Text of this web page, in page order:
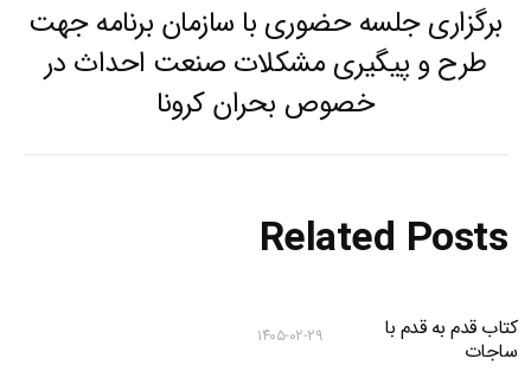
Previous
post:
برگزاری جلسه حضوری با سازمان برنامه جهت
طرح و پیگیری مشکلات صنعت احداث در
خصوص بحران کرونا
Related Posts
کتاب قدم به قدم با
ساجات
۱۴۰۵-۰۲-۲۹